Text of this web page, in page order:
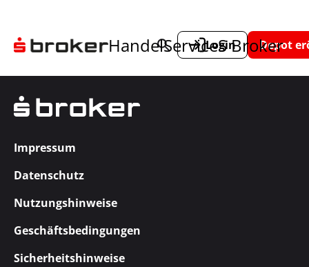
HandelServiceS Broker
Login Depot
Impressum
Datenschutz
Nutzungshinweise
Geschäftsbedingungen
Sicherheitshinweise